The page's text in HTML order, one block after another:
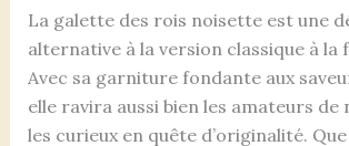
La galette des rois noisette est une
alternative à la version classique à la
Avec sa garniture fondante aux
elle ravira aussi bien les amateurs de
les curieux en quête d’originalité. Que